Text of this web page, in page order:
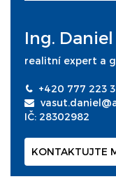
Ing. Daniel
realitní expert a
+420 777 223
IČ: 28302982
KONTAKTUJTE